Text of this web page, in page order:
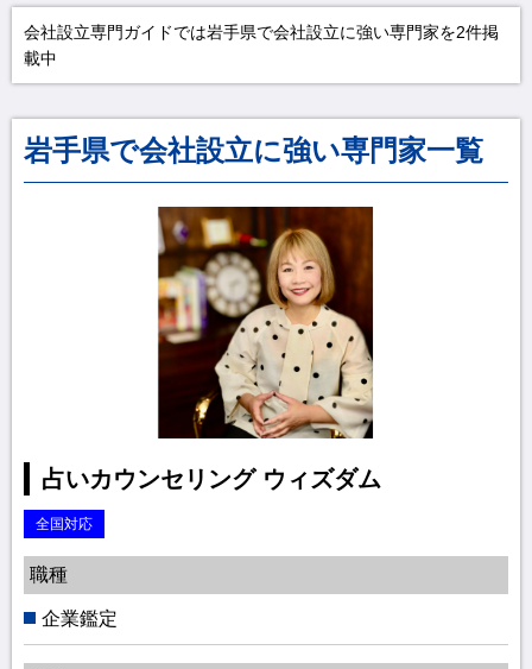
会社設立専門ガイドでは岩手県で会社設立に強い専門家を2件掲
載中
岩手県で会社設立に強い専門家一覧
占いカウンセリング ウィズダム
全国対応
職種
企業鑑定